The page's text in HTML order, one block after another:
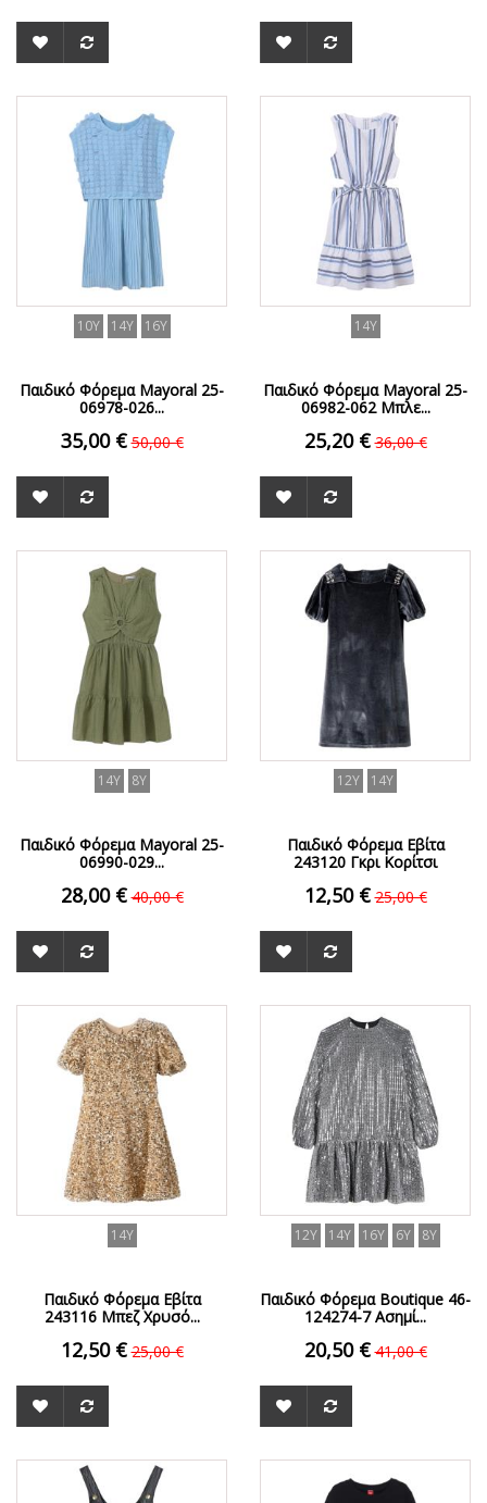
10Y 14Y 16Y
Παιδικό Φόρεμα Mayoral 25-
06978-026...
35,00 € 50,00 €
14Y
Παιδικό Φόρεμα Mayoral 25-
06982-062 Μπλε...
25,20 € 36,00 €
14Y 8Y
Παιδικό Φόρεμα Mayoral 25-
06990-029...
28,00 € 40,00 €
ΟFFER
12Y 14Y
Παιδικό Φόρεμα Εβίτα
243120 Γκρι Κορίτσι
12,50 € 25,00 €
ΟFFER
14Y
Παιδικό Φόρεμα Εβίτα
243116 Μπεζ Χρυσό...
12,50 € 25,00 €
12Y 14Y 16Y 6Y 8Y
Παιδικό Φόρεμα Boutique 46-
124274-7 Ασημί...
20,50 € 41,00 €
ΟFFER